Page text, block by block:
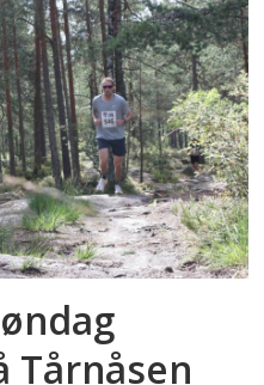
Tårnåsen